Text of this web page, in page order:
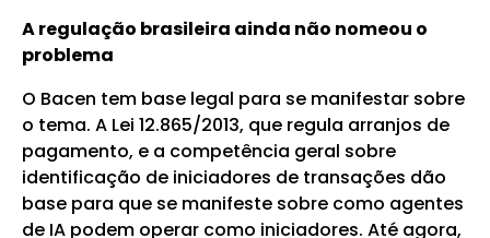
A regulação brasileira ainda não nomeou o
problema
O Bacen tem base legal para se manifestar sobre
o tema. A Lei 12.865/2013, que regula arranjos de
pagamento, e a competência geral sobre
identificação de iniciadores de transações dão
base para que se manifeste sobre como agentes
de IA podem operar como iniciadores. Até agora,